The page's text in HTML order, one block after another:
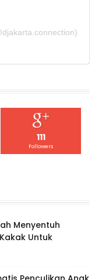
111
Followers
Menyentuh
Untuk